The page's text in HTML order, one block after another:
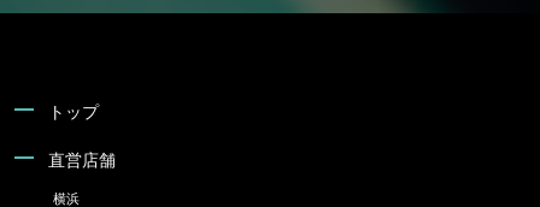
トップ
直営店舗
横浜